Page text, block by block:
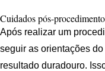
Cuidados pós-
Após realizar um
seguir as orientações
resultado duradouro.